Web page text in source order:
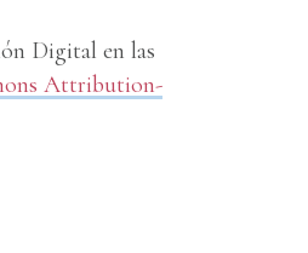
Digital en las
Attribution-